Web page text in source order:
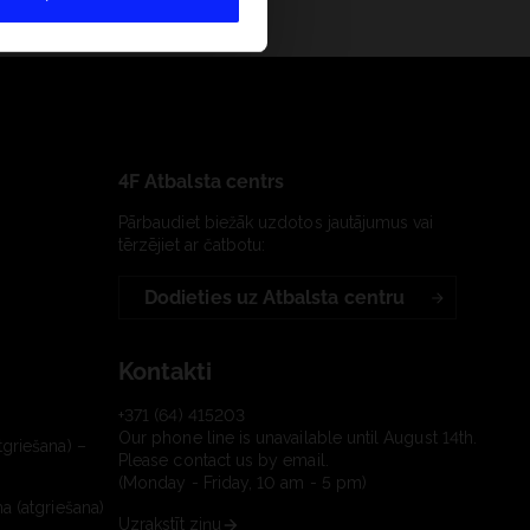
–
(atgriešana)
4F Atbalsta centrs
Pārbaudiet biežāk uzdotos jautājumus vai
tērzējiet ar čatbotu:
Dodieties uz Atbalsta centru
Kontakti
+371 (64) 415203
Our phone line is unavailable until August 14th.
Please contact us by email.
(Monday - Friday, 10 am - 5 pm)
Uzrakstīt ziņu